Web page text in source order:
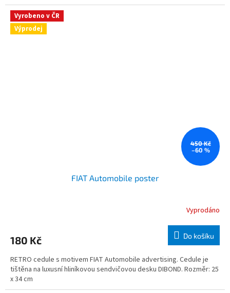
Vyrobeno v ČR
Výprodej
450 Kč
–60 %
FIAT Automobile poster
Vyprodáno
180 Kč Do košíku
RETRO cedule s motivem FIAT Automobile advertising. Cedule je
tištěna na luxusní hliníkovou sendvičovou desku DIBOND. Rozměr: 25
x 34 cm